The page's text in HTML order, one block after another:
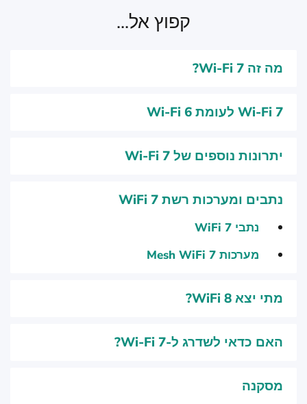
קפוץ אל...
מה זה Wi-Fi 7?
יתרונות נוספים של Wi-Fi 7
נתבים ומערכות רשת WiFi 7
נתבי WiFi 7
מערכות Mesh WiFi 7
מתי יצא WiFi 8?
האם כדאי לשדרג ל-Wi-Fi 7?
מסקנה